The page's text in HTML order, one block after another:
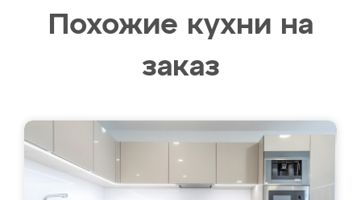
Похожие кухни на
заказ